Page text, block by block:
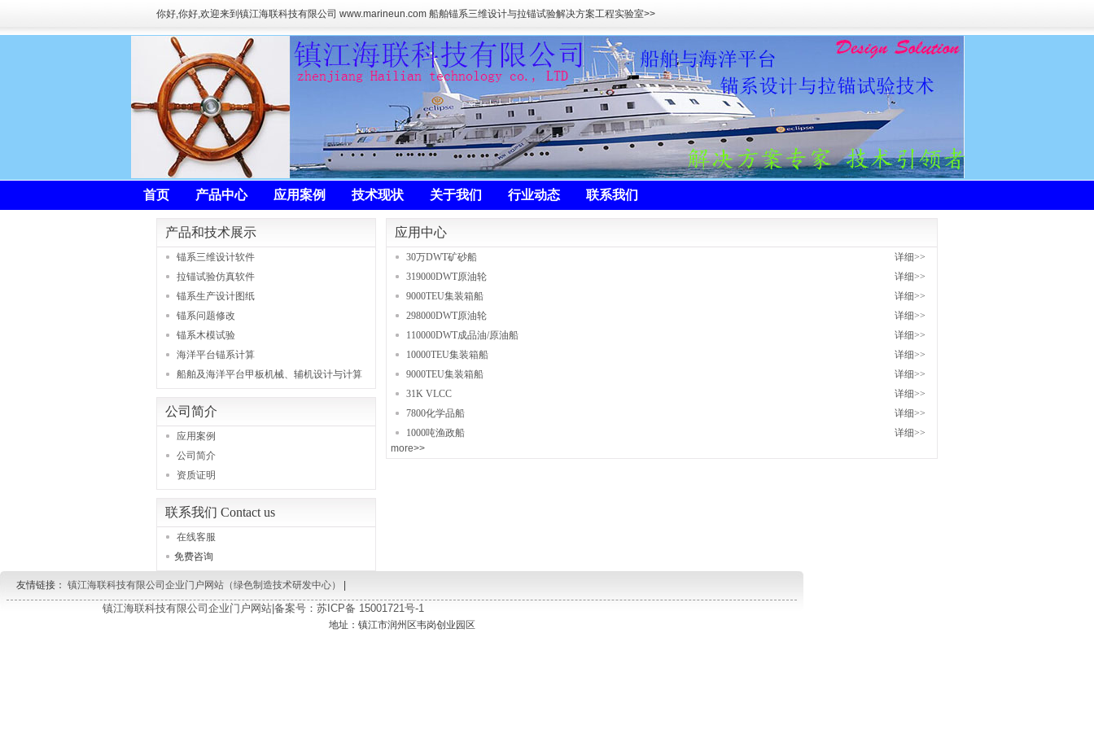
你好,你好,欢迎来到镇江海联科技有限公司 www.marineun.com 船舶锚系三维设计与拉锚试验解决方案工程实验室>>
首页 产品中心 应用案例 技术现状 关于我们 行业动态 联系我们
产品和技术展示
锚系三维设计软件
拉锚试验仿真软件
锚系生产设计图纸
锚系问题修改
锚系木模试验
海洋平台锚系计算
船舶及海洋平台甲板机械、辅机设计与计算
公司简介
应用案例
公司简介
资质证明
联系我们 Contact us
在线客服
免费咨询
应用中心
30万DWT矿砂船
详细>>
319000DWT原油轮
详细>>
9000TEU集装箱船
详细>>
298000DWT原油轮
详细>>
110000DWT成品油/原油船
详细>>
10000TEU集装箱船
详细>>
9000TEU集装箱船
详细>>
31K VLCC
详细>>
7800化学品船
详细>>
1000吨渔政船
详细>>
more>>
友情链接： 镇江海联科技有限公司企业门户网站（绿色制造技术研发中心）
镇江海联科技有限公司企业门户网站|备案号：苏ICP备 15001721号-1
地址：镇江市润州区韦岗创业园区